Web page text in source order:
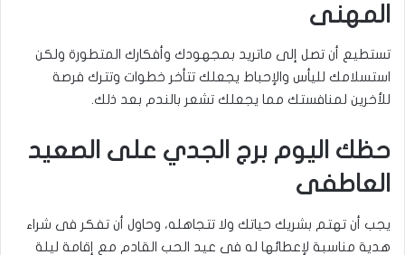
المهنى
تستطيع أن تصل إلى ماتريد بمجهودك وأفكارك المتطورة ولكن
استسلامك لليأس والإحباط يجعلك تتأخر خطوات وتترك فرصة
للأخرين لمنافستك مما يجعلك تشعر بالندم بعد ذلك.
حظك اليوم برج الجدي على الصعيد
العاطفى
يجب أن تهتم بشريك حياتك ولا تتجاهله، وحاول أن تفكر فى شراء
هدية مناسبة لإعطائها له فى عيد الحب القادم مع إقامة ليلة